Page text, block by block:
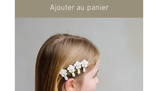
Ajouter au panier